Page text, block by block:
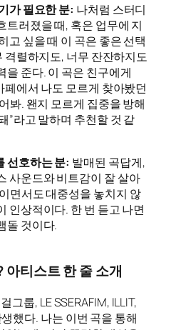
가 필요한 분: 나처럼 스터디
트러졌을 때, 혹은 업무에 지
고 싶을 때 이 곡은 좋은 선택
격렬하지도, 너무 잔잔하지도
을 준다. 이 곡은 친구에게
페에서 나도 모르게 찾아봤던
봐. 왠지 모르게 집중을 방해
”라고 말하며 추천할 것 같
선호하는 분: 발매된 곡답게,
사운드와 비트감이 잘 살아
면서도 대중성을 놓치지 않
인상적이다. 한 번 듣고 나면
돌 것이다.
아티스트 한 줄 소개
그룹, LE SSERAFIM, ILLIT,
했다. 나는 이번 곡을 통해